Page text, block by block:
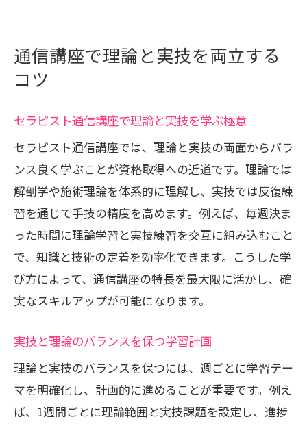
通信講座で理論と実技を両立する
コツ
セラピスト通信講座で理論と実技を学ぶ極意
セラピスト通信講座では、理論と実技の両面からバラ
ンス良く学ぶことが資格取得への近道です。理論では
解剖学や施術理論を体系的に理解し、実技では反復練
習を通じて手技の精度を高めます。例えば、毎週決ま
った時間に理論学習と実技練習を交互に組み込むこと
で、知識と技術の定着を効率化できます。こうした学
び方によって、通信講座の特長を最大限に活かし、確
実なスキルアップが可能になります。
実技と理論のバランスを保つ学習計画
理論と実技のバランスを保つには、週ごとに学習テー
マを明確化し、計画的に進めることが重要です。例え
ば、1週間ごとに理論範囲と実技課題を設定し、進捗